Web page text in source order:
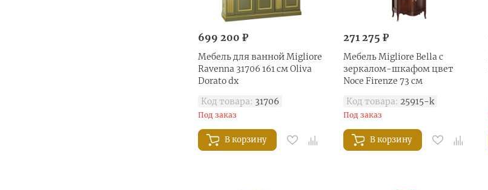
699 200 ₽
Мебель для ванной Migliore
Ravenna 31706 161 см Oliva
Dorato dx
Код товара: 31706
Под заказ
В корзину
271 275 ₽
Мебель Migliore Bella с
зеркалом-шкафом цвет
Noce Firenze 73 см
Код товара: 25915-k
Под заказ
В корзину